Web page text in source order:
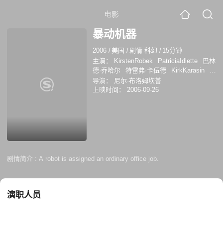
电影
暴动机器
2006 / 美国 /剧情 科幻 / 15分钟
主演：
KirstenRobek PatriciaIdlette
巴林
德·乔哈尔
特雷弗·卡伍德 KirkKarasin
琳
达·卡特
导演：
尼尔·布洛姆坎普
上映时间：
2006-09-26
剧情简介 : A robot is assigned an ordinary office job.
演职人员